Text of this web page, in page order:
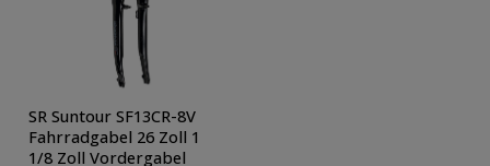
SR Suntour SF13CR-8V
Fahrradgabel 26 Zoll 1
1/8 Zoll Vordergabel